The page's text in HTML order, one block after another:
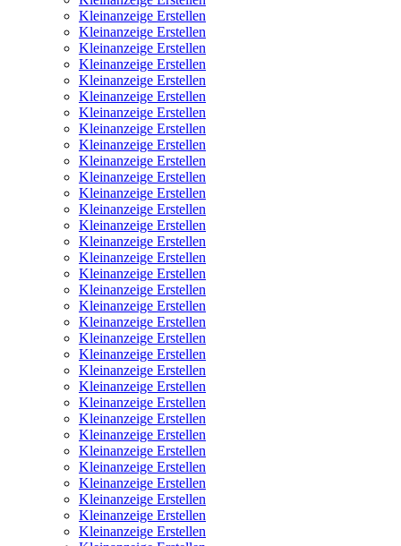
Kleinanzeige Erstellen
Kleinanzeige Erstellen
Kleinanzeige Erstellen
Kleinanzeige Erstellen
Kleinanzeige Erstellen
Kleinanzeige Erstellen
Kleinanzeige Erstellen
Kleinanzeige Erstellen
Kleinanzeige Erstellen
Kleinanzeige Erstellen
Kleinanzeige Erstellen
Kleinanzeige Erstellen
Kleinanzeige Erstellen
Kleinanzeige Erstellen
Kleinanzeige Erstellen
Kleinanzeige Erstellen
Kleinanzeige Erstellen
Kleinanzeige Erstellen
Kleinanzeige Erstellen
Kleinanzeige Erstellen
Kleinanzeige Erstellen
Kleinanzeige Erstellen
Kleinanzeige Erstellen
Kleinanzeige Erstellen
Kleinanzeige Erstellen
Kleinanzeige Erstellen
Kleinanzeige Erstellen
Kleinanzeige Erstellen
Kleinanzeige Erstellen
Kleinanzeige Erstellen
Kleinanzeige Erstellen
Kleinanzeige Erstellen
Kleinanzeige Erstellen